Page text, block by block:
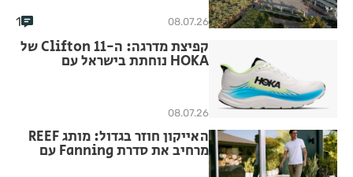
08.07.26
1
קפיצת מדרגה: ה-Clifton 11 של
HOKA נוחתת בישראל עם
08.07.26
האייקון חוזר בגדול: מותג REEF
מרחיב את סדרת Fanning עם
ארבעה דגמים חדשים לגברים